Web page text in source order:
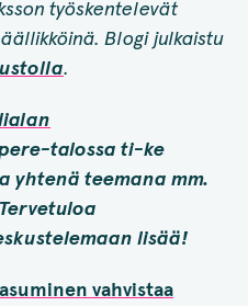
työskentelevät
Blogi julkaistu
.
talossa ti-ke
yhtenä teemana mm.
lisää!
vahvistaa